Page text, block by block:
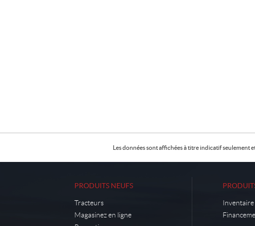
Les données sont affichées à titre indicatif
PRODUITS NEUFS
Tracteurs
Magasinez en ligne